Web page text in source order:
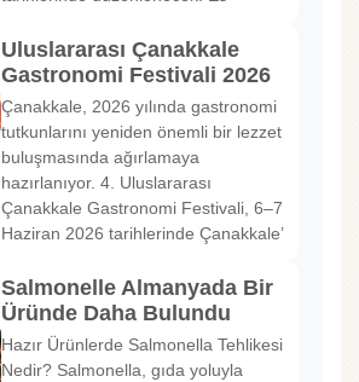
Uluslararası Çanakkale
Gastronomi Festivali 2026
Çanakkale, 2026 yılında gastronomi
tutkunlarını yeniden önemli bir lezzet
buluşmasında ağırlamaya
hazırlanıyor. 4. Uluslararası
Çanakkale Gastronomi Festivali, 6–7
Haziran 2026 tarihlerinde Çanakkale’
Salmonelle Almanyada Bir
Üründe Daha Bulundu
Hazır Ürünlerde Salmonella Tehlikesi
Nedir? Salmonella, gıda yoluyla